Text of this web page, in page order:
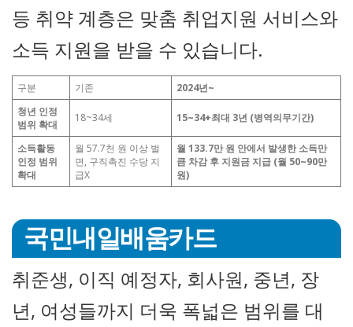
등 취약 계층은 맞춤 취업지원 서비스와
소득 지원을 받을 수 있습니다.
구분 기존
2024년~
청년 인정
범위 확대
18~34세 15~34+최대 3년 (병역의무기간)
소득활동
인정 범위
확대
월 57.7천 원 이상 벌
면, 구직촉진 수당 지
급X
월 133.7만 원 안에서 발생한 소득만
큼 차감 후 지원금 지급 (월 50~90만
원)
국민내일배움카드
취준생, 이직 예정자, 회사원, 중년, 장
년, 여성들까지 더욱 폭넓은 범위를 대